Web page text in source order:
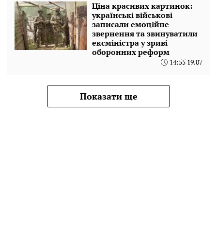
Ціна красивих картинок:
українські військові
записали емоційне
звернення та звинуватили
ексміністра у зриві
оборонних реформ
14:55 19.07
Показати ще